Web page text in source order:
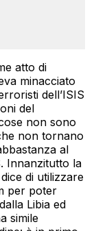
atto di
minacciato
dell’ISIS
del
non sono
non tornano
al
Innanzitutto la
di utilizzare
per poter
Libia ed
simile